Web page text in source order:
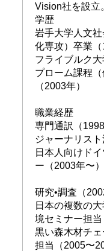
Vision社を設立
学歴
岩手大学人文
化専攻）卒業（
フライブルク
プローム課程
（2003年）
職業経歴
専門通訳（1998
ジャーナリスト
日本人向けド
ー（2003年〜）
研究•調査（
日本の複数の
境セミナー担当
黒い森木材チ
担当（2005〜